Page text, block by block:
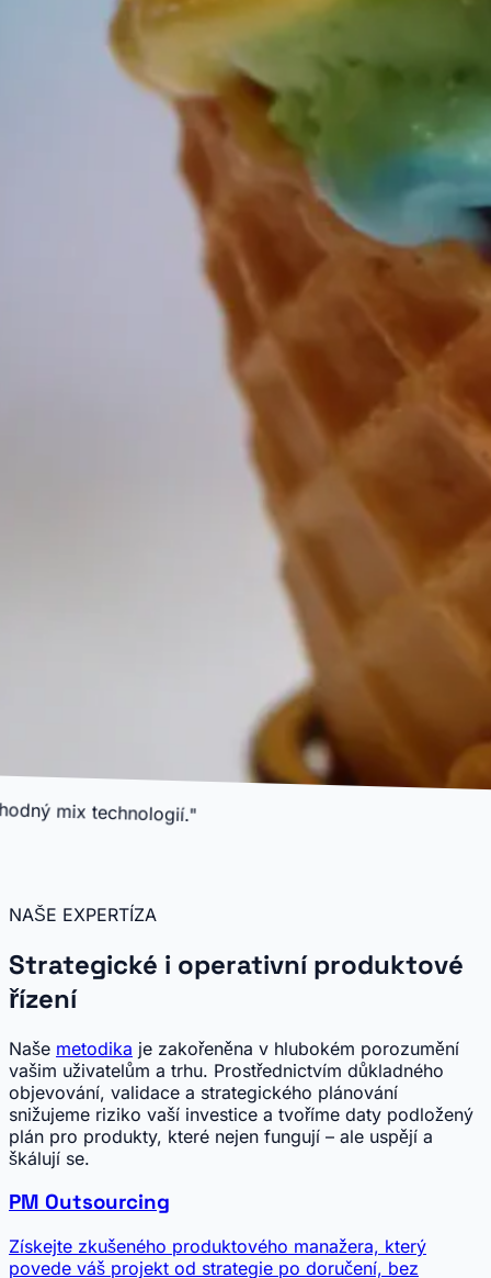
"Lahodný mix technologií."
NAŠE EXPERTÍZA
Strategické i operativní produktové
řízení
Naše metodika je zakořeněna v hlubokém porozumění
vašim uživatelům a trhu. Prostřednictvím důkladného
objevování, validace a strategického plánování
snižujeme riziko vaší investice a tvoříme daty podložený
plán pro produkty, které nejen fungují – ale uspějí a
škálují se.
PM Outsourcing
Získejte zkušeného produktového manažera, který
povede váš projekt od strategie po doručení, bez